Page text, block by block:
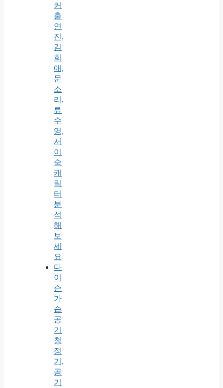
커
출
연
진,
김
희
애,
문
소
리,
류
수
영,
서
이
숙
캐
릭
터
분
석
해
보
세
요
다
이
슨
가
습
공
기
청
정
기,
공
기